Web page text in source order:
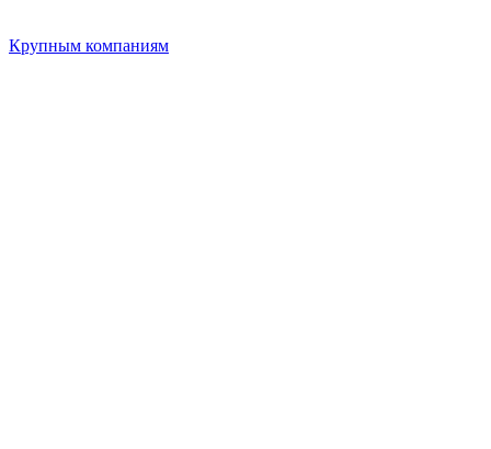
Крупным компаниям